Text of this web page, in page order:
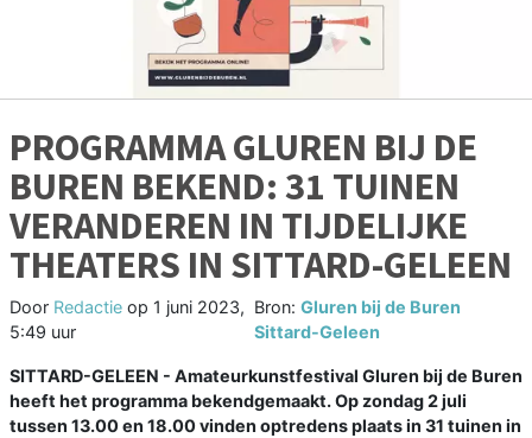
PROGRAMMA GLUREN BIJ DE
BUREN BEKEND: 31 TUINEN
VERANDEREN IN TIJDELIJKE
THEATERS IN SITTARD-GELEEN
Door Redactie op 1 juni 2023,
5:49 uur
Bron:Gluren bij de Buren
Sittard-Geleen
SITTARD-GELEEN - Amateurkunstfestival Gluren bij de Buren
heeft het programma bekendgemaakt. Op zondag 2 juli
tussen 13.00 en 18.00 vinden optredens plaats in 31 tuinen in